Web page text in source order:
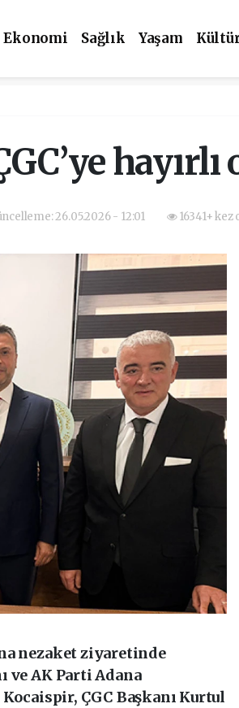
Ekonomi Sağlık Yaşam
26.05.2026 - 12:01 16341+ kez
nezaket ziyaretinde
ve AK Parti Adana
ÇGC Başkanı Kurtul